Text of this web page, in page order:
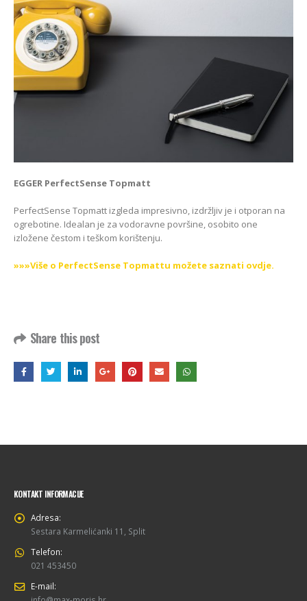
EGGER PerfectSense Topmatt
PerfectSense Topmatt izgleda impresivno, izdržljiv je i otporan na
ogrebotine. Idealan je za vodoravne površine, osobito one
izložene čestom i teškom korištenju.
»»»Više o PerfectSense Topmattu možete saznati ovdje.
Share this post
KONTAKT INFORMACIJE
Adresa:
Sestara Karmelićanki 11, Split
Telefon:
021 453450
E-mail: